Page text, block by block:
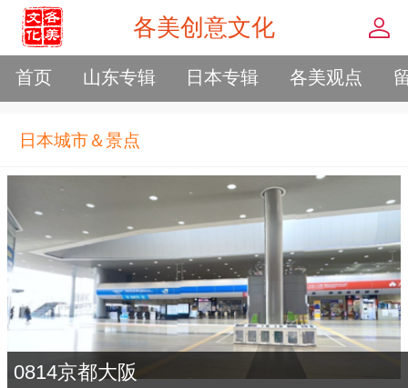
各美创意文化
首页 山东专辑 日本专辑 各美观点
日本城市＆景点
0814京都大阪